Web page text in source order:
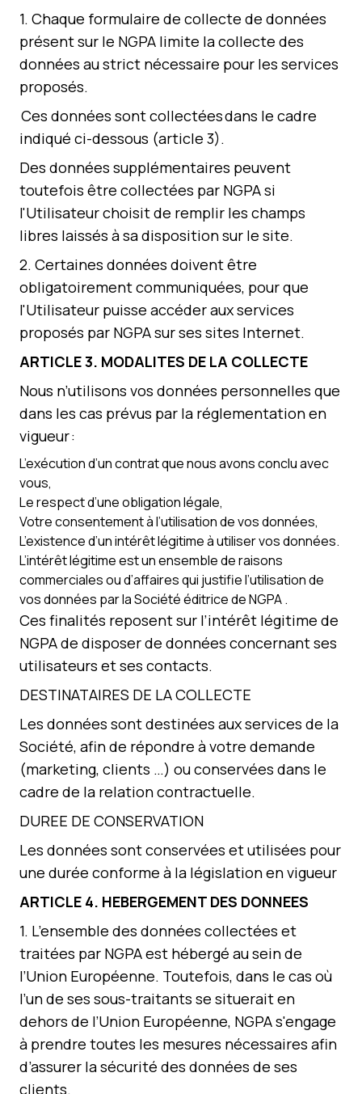
1. Chaque formulaire de collecte de données
présent sur le NGPA limite la collecte des
données au strict nécessaire pour les services
proposés.
Ces données sont collectées dans le cadre
indiqué ci-dessous (article 3).
Des données supplémentaires peuvent
toutefois être collectées par NGPA si
l'Utilisateur choisit de remplir les champs
libres laissés à sa disposition sur le site.
2. Certaines données doivent être
obligatoirement communiquées, pour que
l'Utilisateur puisse accéder aux services
proposés par NGPA sur ses sites Internet.
ARTICLE3. MODALITES DE LA COLLECTE
Nous n’utilisons vos données personnelles que
dans les cas prévus par la réglementation en
vigueur :
L’exécution d’un contrat que nous avons conclu avec
vous,
Le respect d’une obligation légale,
Votre consentement à l’utilisation de vos données,
L’existence d’un intérêt légitime à utiliser vos données.
L’intérêt légitime est un ensemble de raisons
commerciales ou d’affaires qui justifie l’utilisation de
vos données par la Société éditrice de NGPA .
Ces finalités reposent sur l’intérêt légitime de
NGPA de disposer de données concernant ses
utilisateurs et ses contacts.
DESTINATAIRES DE LA COLLECTE
Les données sont destinées aux services de la
Société, afin de répondre à votre demande
(marketing, clients …) ou conservées dans le
cadre de la relation contractuelle.
DUREE DE CONSERVATION
Les données sont conservées et utilisées pour
une durée conforme à la législation en vigueur
ARTICLE 4. HEBERGEMENT DES DONNEES
1. L’ensemble des données collectées et
traitées par NGPA est hébergé au sein de
l’Union Européenne. Toutefois, dans le cas où
l’un de ses sous-traitants se situerait en
dehors de l’Union Européenne, NGPA s'engage
à prendre toutes les mesures nécessaires afin
d’assurer la sécurité des données de ses
clients.